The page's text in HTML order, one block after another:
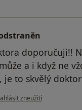
doporučuji!!
a i když ne
je to skvělý
názoru uživatele Váš
zneužití